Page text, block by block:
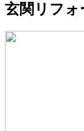
玄関リフォ